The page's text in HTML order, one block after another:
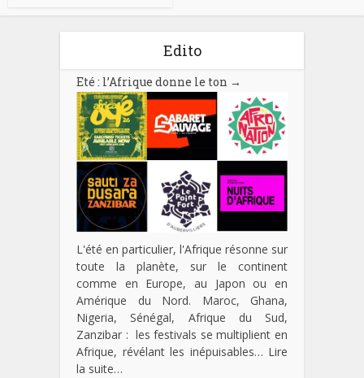
Edito
Eté : l’Afrique donne le ton →
L'été en particulier, l'Afrique résonne sur
toute la planète, sur le continent
comme en Europe, au Japon ou en
Amérique du Nord. Maroc, Ghana,
Nigeria, Sénégal, Afrique du Sud,
Zanzibar : les festivals se multiplient en
Afrique, révélant les inépuisables… Lire
la suite…